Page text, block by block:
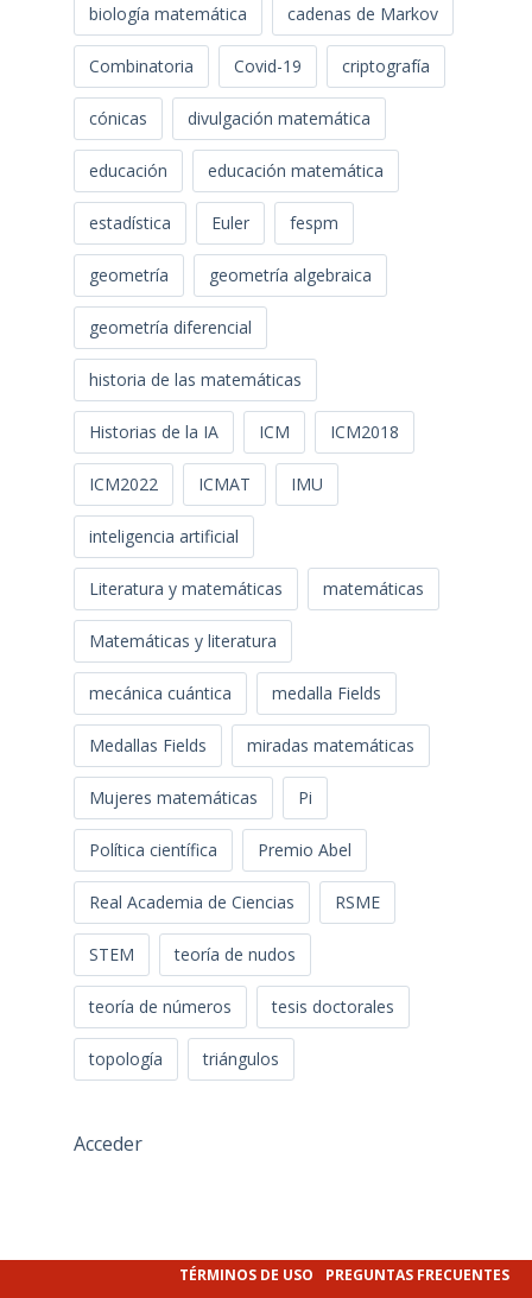
biología matemática cadenas de Markov
Combinatoria Covid-19 criptografía
cónicas divulgación matemática
educación educación matemática
estadística Euler fespm
geometría geometría algebraica
geometría diferencial
historia de las matemáticas
Historias de la IA ICM ICM2018
ICM2022 ICMAT IMU
inteligencia artificial
Literatura y matemáticas matemáticas
Matemáticas y literatura
mecánica cuántica medalla Fields
Medallas Fields miradas matemáticas
Mujeres matemáticas Pi
Política científica Premio Abel
Real Academia de Ciencias RSME
STEM teoría de nudos
teoría de números tesis doctorales
topología triángulos
Acceder
TÉRMINOS DE USO PREGUNTAS FRECUENTES